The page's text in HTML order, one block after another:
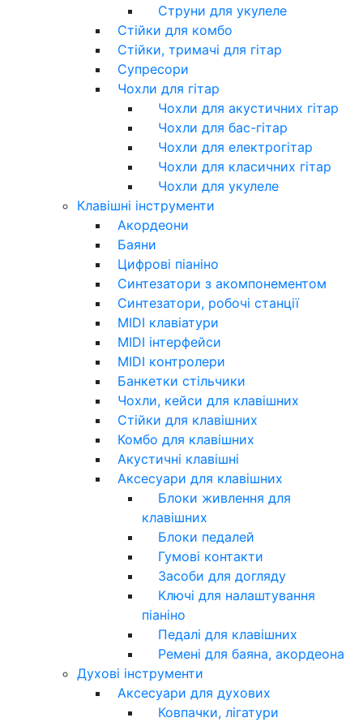
Струни для укулеле
Стійки для комбо
Стійки, тримачі для гітар
Супресори
Чохли для гітар
Чохли для акустичних гітар
Чохли для бас-гітар
Чохли для електрогітар
Чохли для класичних гітар
Чохли для укулеле
Клавішні інструменти
Акордеони
Баяни
Цифрові піаніно
Синтезатори з акомпонементом
Синтезатори, робочі станції
MIDI клавіатури
MIDI інтерфейси
MIDI контролери
Банкетки стільчики
Чохли, кейси для клавішних
Стійки для клавішних
Комбо для клавішних
Акустичні клавішні
Аксесуари для клавішних
Блоки живлення для
клавішних
Блоки педалей
Гумові контакти
Засоби для догляду
Ключі для налаштування
піаніно
Педалі для клавішних
Ремені для баяна, акордеона
Духові інструменти
Аксесуари для духових
Ковпачки, лігатури